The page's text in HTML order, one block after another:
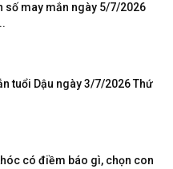
số may mắn ngày 5/7/2026
tuổi Dậu ngày 3/7/2026 Thứ
có điềm báo gì, chọn con